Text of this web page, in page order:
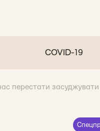
COVID-19
перестати засуджувати